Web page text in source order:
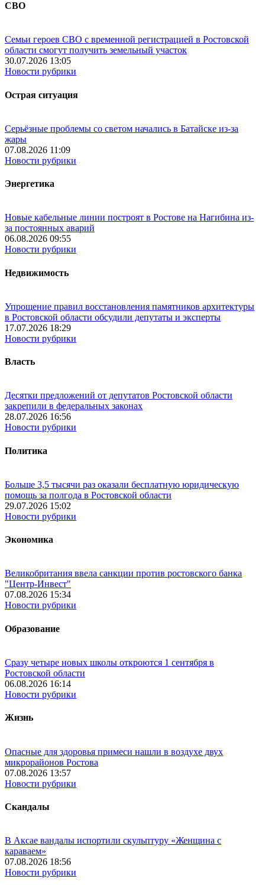
СВО
Семьи героев СВО с временной регистрацией в Ростовской
области смогут получить земельный участок
30.07.2026 13:05
Новости рубрики
Острая ситуация
Серьёзные проблемы со светом начались в Батайске из-за
жары
07.08.2026 11:09
Новости рубрики
Энергетика
Новые кабельные линии построят в Ростове на Нагибина из-
за постоянных аварий
06.08.2026 09:55
Новости рубрики
Недвижимость
Упрощение правил восстановления памятников архитектуры
в Ростовской области обсудили депутаты и эксперты
17.07.2026 18:29
Новости рубрики
Власть
Десятки предложений от депутатов Ростовской области
закрепили в федеральных законах
28.07.2026 16:56
Новости рубрики
Политика
Больше 3,5 тысячи раз оказали бесплатную юридическую
помощь за полгода в Ростовской области
29.07.2026 15:02
Новости рубрики
Экономика
Великобритания ввела санкции против ростовского банка
"Центр-Инвест"
07.08.2026 15:34
Новости рубрики
Образование
Сразу четыре новых школы откроются 1 сентября в
Ростовской области
06.08.2026 16:14
Новости рубрики
Жизнь
Опасные для здоровья примеси нашли в воздухе двух
микрорайонов Ростова
07.08.2026 13:57
Новости рубрики
Скандалы
В Аксае вандалы испортили скульптуру «Женщина с
караваем»
07.08.2026 18:56
Новости рубрики